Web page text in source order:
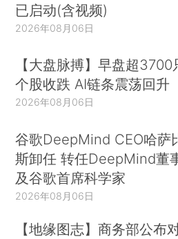
已启动(含视频)
2026年08月06日
【大盘脉搏】早盘超3700
个股收跌 AI链条震荡回升
2026年08月06日
谷歌DeepMind CEO哈萨
斯卸任 转任DeepMind董
及谷歌首席科学家
2026年08月06日
【地缘图志】商务部公布